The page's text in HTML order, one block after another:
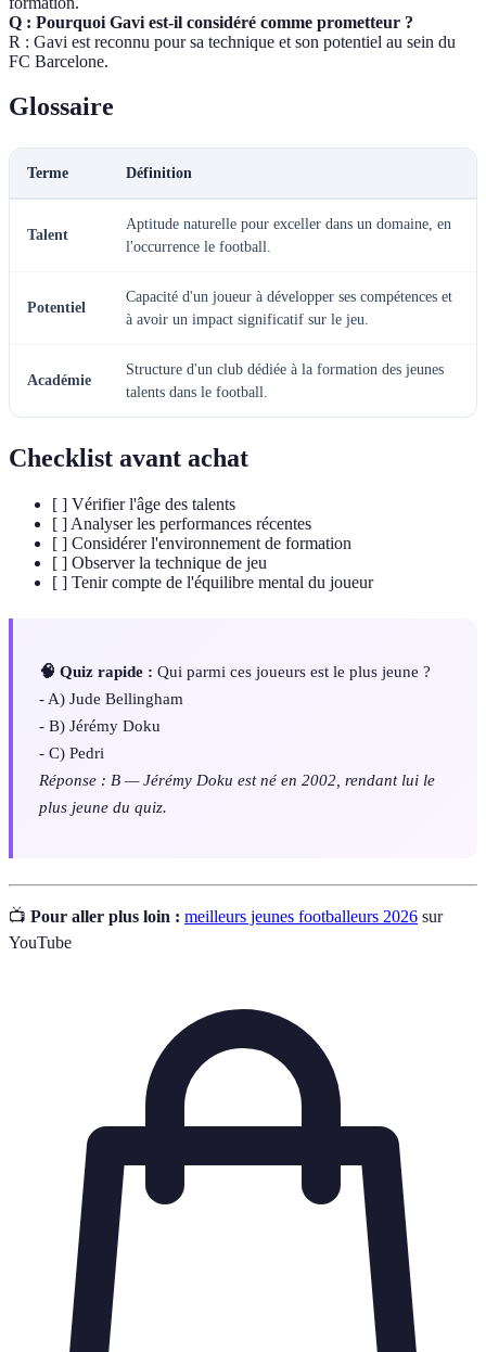
Q : Pourquoi Gavi est-il considéré comme prometteur ?
R : Gavi est reconnu pour sa technique et son potentiel au sein du
FC Barcelone.
Glossaire
Terme Définition
Talent
Aptitude naturelle pour exceller dans un domaine, en
l'occurrence le football.
Potentiel
Capacité d'un joueur à développer ses compétences et
à avoir un impact significatif sur le jeu.
Académie
Structure d'un club dédiée à la formation des jeunes
talents dans le football.
Checklist avant achat
[ ] Vérifier l'âge des talents
[ ] Analyser les performances récentes
[ ] Considérer l'environnement de formation
[ ] Observer la technique de jeu
[ ] Tenir compte de l'équilibre mental du joueur
🧠 Quiz rapide : Qui parmi ces joueurs est le plus jeune ?
- A) Jude Bellingham
- B) Jérémy Doku
- C) Pedri
Réponse : B — Jérémy Doku est né en 2002, rendant lui le
plus jeune du quiz.
📺 Pour aller plus loin : meilleurs jeunes footballeurs 2026 sur
YouTube